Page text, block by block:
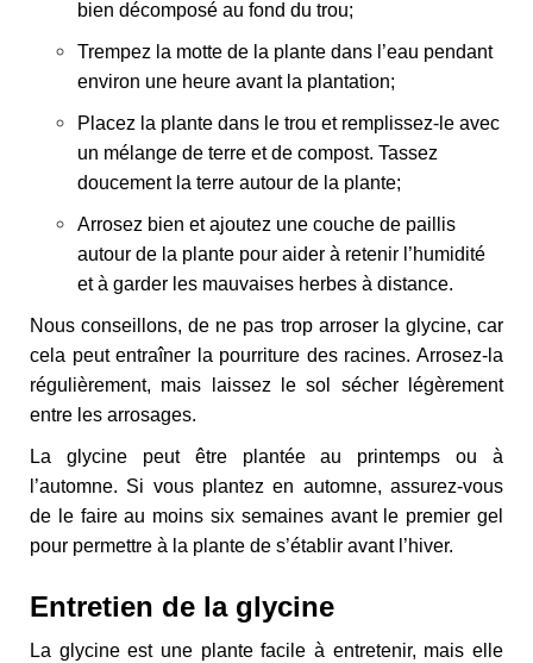
bien décomposé au fond du trou;
Trempez la motte de la plante dans l’eau pendant
environ une heure avant la plantation;
Placez la plante dans le trou et remplissez-le avec
un mélange de terre et de compost. Tassez
doucement la terre autour de la plante;
Arrosez bien et ajoutez une couche de paillis
autour de la plante pour aider à retenir l’humidité
et à garder les mauvaises herbes à distance.
Nous conseillons, de ne pas trop arroser la glycine, car
cela peut entraîner la pourriture des racines. Arrosez-la
régulièrement, mais laissez le sol sécher légèrement
entre les arrosages.
La glycine peut être plantée au printemps ou à
l’automne. Si vous plantez en automne, assurez-vous
de le faire au moins six semaines avant le premier gel
pour permettre à la plante de s’établir avant l’hiver.
Entretien de la glycine
La glycine est une plante facile à entretenir, mais elle